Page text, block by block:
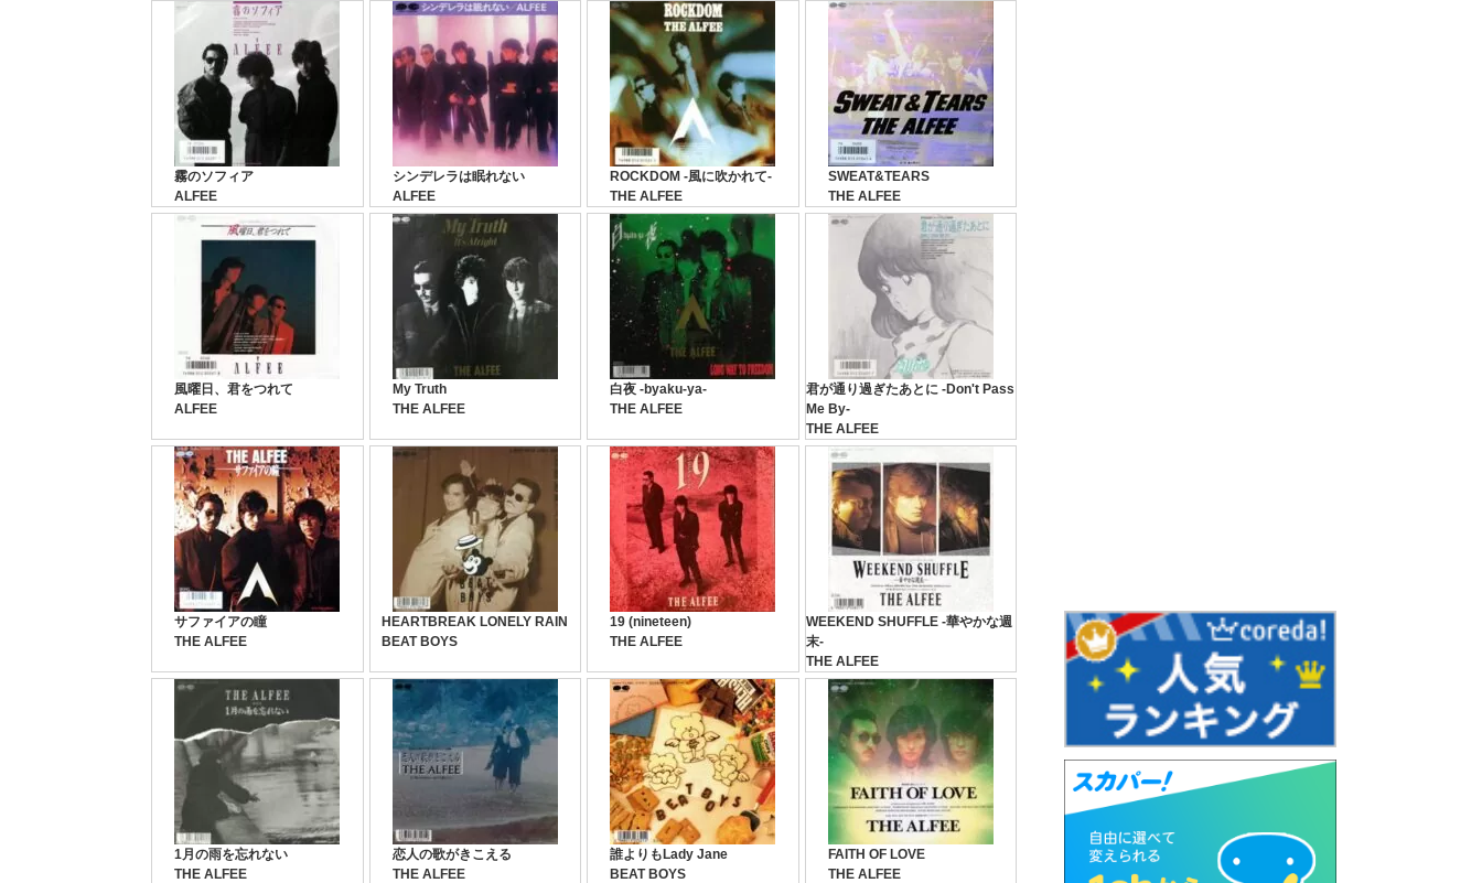
霧のソフィア
ALFEE
シンデレラは眠れない
ALFEE
ROCKDOM -風に吹かれて-
THE ALFEE
SWEAT&TEARS
THE ALFEE
風曜日、君をつれて
ALFEE
My Truth
THE ALFEE
白夜 -byaku-ya-
THE ALFEE
君が通り過ぎたあとに -Don't Pass
Me By-
THE ALFEE
サファイアの瞳
THE ALFEE
HEARTBREAK LONELY RAIN
BEAT BOYS
19 (nineteen)
THE ALFEE
WEEKEND SHUFFLE -華やかな週
末-
THE ALFEE
1月の雨を忘れない
THE ALFEE
恋人の歌がきこえる
THE ALFEE
誰よりもLady Jane
BEAT BOYS
FAITH OF LOVE
THE ALFEE